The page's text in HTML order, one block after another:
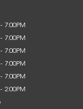
7:00PM
7:00PM
7:00PM
7:00PM
7:00PM
2:00PM